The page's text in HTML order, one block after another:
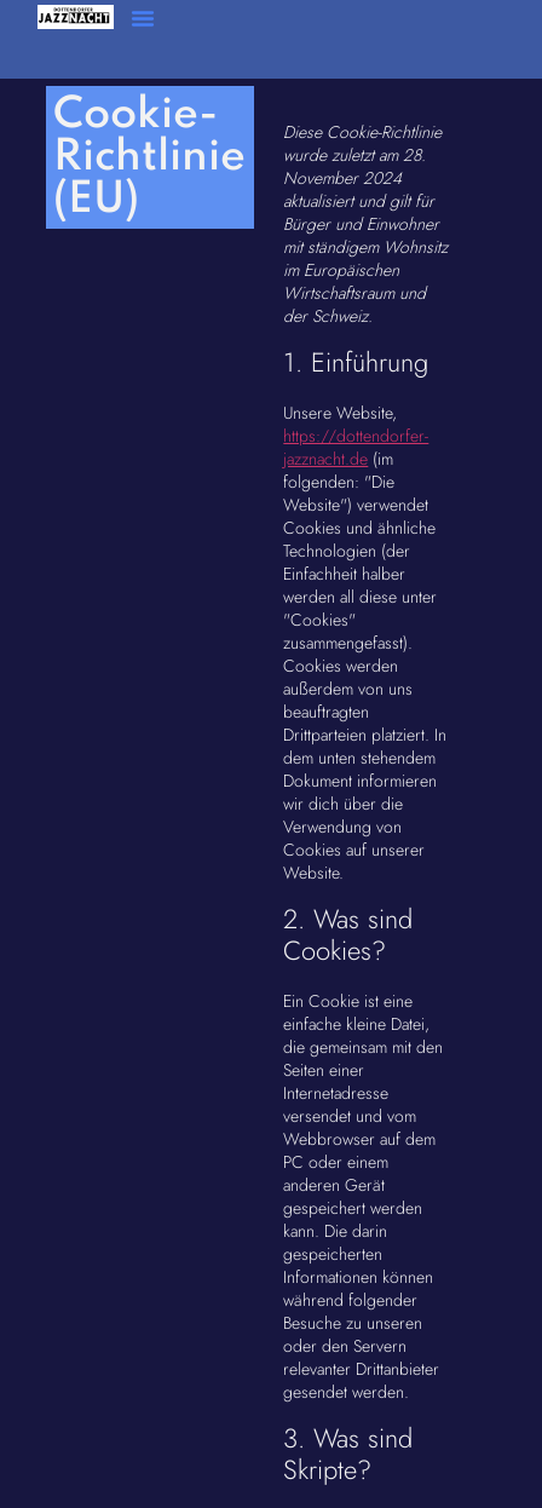
Cookie-
Richtlinie
(EU)
Diese Cookie-Richtlinie
wurde zuletzt am 28.
November 2024
aktualisiert und gilt für
Bürger und Einwohner
mit ständigem Wohnsitz
im Europäischen
Wirtschaftsraum und
der Schweiz.
1. Einführung
Unsere Website,
https://dottendorfer-
jazznacht.de (im
folgenden: "Die
Website") verwendet
Cookies und ähnliche
Technologien (der
Einfachheit halber
werden all diese unter
"Cookies"
zusammengefasst).
Cookies werden
außerdem von uns
beauftragten
Drittparteien platziert. In
dem unten stehendem
Dokument informieren
wir dich über die
Verwendung von
Cookies auf unserer
Website.
2. Was sind
Cookies?
Ein Cookie ist eine
einfache kleine Datei,
die gemeinsam mit den
Seiten einer
Internetadresse
versendet und vom
Webbrowser auf dem
PC oder einem
anderen Gerät
gespeichert werden
kann. Die darin
gespeicherten
Informationen können
während folgender
Besuche zu unseren
oder den Servern
relevanter Drittanbieter
gesendet werden.
3. Was sind
Skripte?